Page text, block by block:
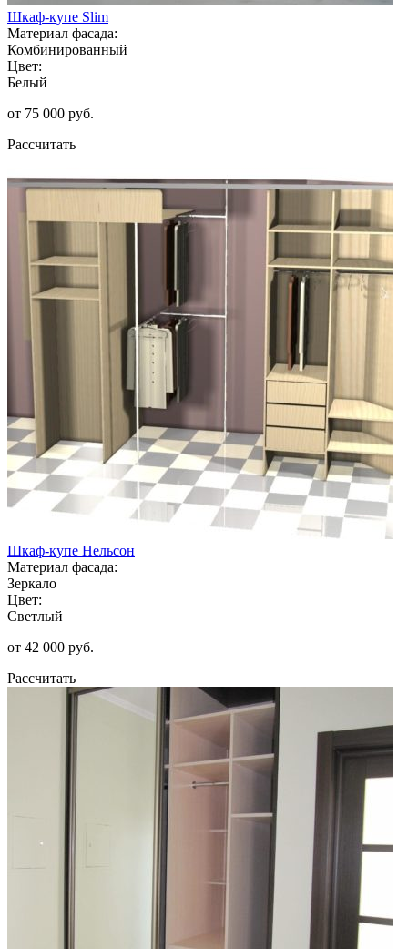
Шкаф-купе Slim
Материал фасада:
Комбинированный
Цвет:
Белый
от 75 000 руб.
Рассчитать
Шкаф-купе Нельсон
Материал фасада:
Зеркало
Цвет:
Светлый
от 42 000 руб.
Рассчитать